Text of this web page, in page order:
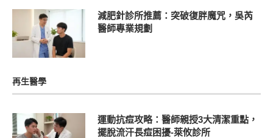
減肥針診所推薦：突破復胖魔咒，吳芮
醫師專業規劃
再生醫學
運動抗痘攻略：醫師親授3大清潔重點，
擺脫流汗長痘困擾-萊攸診所